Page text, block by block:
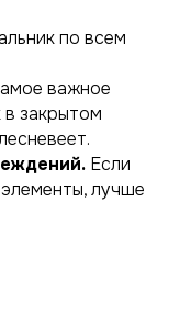
по всем
важное
закрытом
Если
лучше